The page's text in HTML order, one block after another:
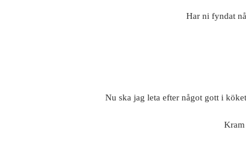
Har ni fyndat
Nu ska jag leta efter något gott i